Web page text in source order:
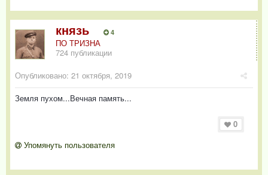
князь 4
ПО ТРИЗНА
724 публикации
Опубликовано: 21 октября, 2019
Земля пухом...Вечная память...
0
Упомянуть пользователя